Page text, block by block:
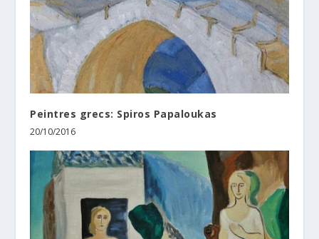
Peintres grecs: Spiros Papaloukas
20/10/2016